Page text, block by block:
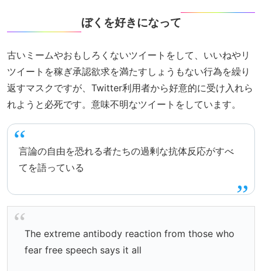
ぼくを好きになって
古いミームやおもしろくないツイートをして、いいねやリ
ツイートを稼ぎ承認欲求を満たすしょうもない行為を繰り
返すマスクですが、Twitter利用者から好意的に受け入れら
れようと必死です。意味不明なツイートをしています。
言論の自由を恐れる者たちの過剰な抗体反応がすべ
てを語っている
The extreme antibody reaction from those who
fear free speech says it all